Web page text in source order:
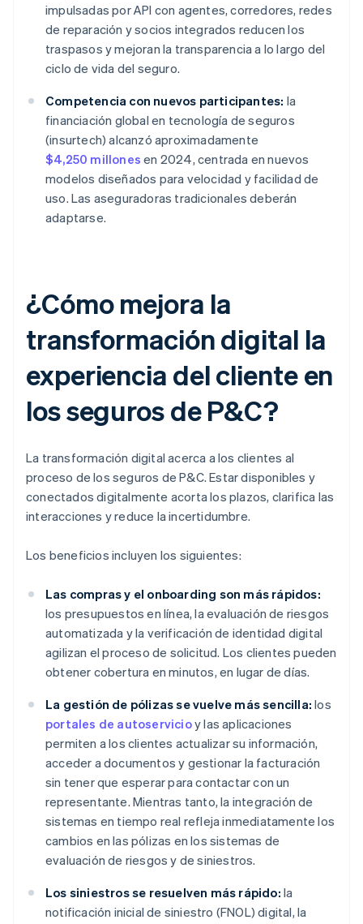
impulsadas por API con agentes, corredores, redes
de reparación y socios integrados reducen los
traspasos y mejoran la transparencia a lo largo del
ciclo de vida del seguro.
Competencia con nuevos participantes: la
financiación global en tecnología de seguros
(insurtech) alcanzó aproximadamente
$4,250 millones en 2024, centrada en nuevos
modelos diseñados para velocidad y facilidad de
uso. Las aseguradoras tradicionales deberán
adaptarse.
¿Cómo mejora la
transformación digital la
experiencia del cliente en
los seguros de P&C?
La transformación digital acerca a los clientes al
proceso de los seguros de P&C. Estar disponibles y
conectados digitalmente acorta los plazos, clarifica las
interacciones y reduce la incertidumbre.
Los beneficios incluyen los siguientes:
Las compras y el onboarding son más rápidos:
los presupuestos en línea, la evaluación de riesgos
automatizada y la verificación de identidad digital
agilizan el proceso de solicitud. Los clientes pueden
obtener cobertura en minutos, en lugar de días.
La gestión de pólizas se vuelve más sencilla: los
portales de autoservicioy las aplicaciones
permiten a los clientes actualizar su información,
acceder a documentos y gestionar la facturación
sin tener que esperar para contactar con un
representante. Mientras tanto, la integración de
sistemas en tiempo real refleja inmediatamente los
cambios en las pólizas en los sistemas de
evaluación de riesgos y de siniestros.
Los siniestros se resuelven más rápido: la
notificación inicial de siniestro (FNOL) digital, la